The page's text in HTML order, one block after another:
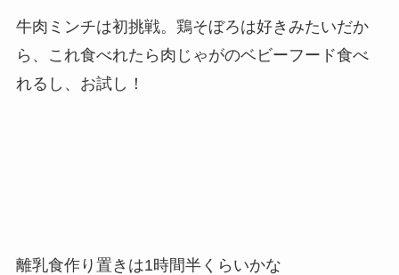
牛肉ミンチは初挑戦。鶏そぼろは好きみたいだか
ら、これ食べれたら肉じゃがのベビーフード食べ
れるし、お試し！
離乳食作り置きは1時間半くらいかな